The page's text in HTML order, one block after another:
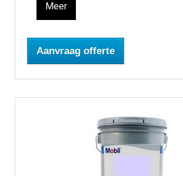
Meer
Aanvraag offerte